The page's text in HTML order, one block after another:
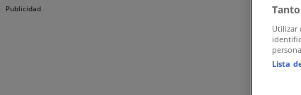
Publicidad
Utilizar
Lista